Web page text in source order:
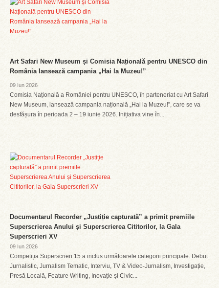
Art Safari New Museum și Comisia Națională pentru UNESCO din
România lansează campania „Hai la Muzeu!”
09 Iun 2026
Comisia Națională a României pentru UNESCO, în parteneriat cu Art Safari
New Museum, lansează campania națională „Hai la Muzeu!”, care se va
desfășura în perioada 2 – 19 iunie 2026. Inițiativa vine în...
Documentarul Recorder „Justiție capturată” a primit premiile
Superscrierea Anului și Superscrierea Cititorilor, la Gala
Superscrieri XV
09 Iun 2026
Competiția Superscrieri 15 a inclus următoarele categorii principale: Debut
Jurnalistic, Jurnalism Tematic, Interviu, TV & Video-Jurnalism, Investigație,
Presă Locală, Feature Writing, Inovație și Civic...